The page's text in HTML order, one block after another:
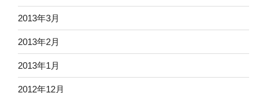
2013年3月
2013年2月
2013年1月
2012年12月